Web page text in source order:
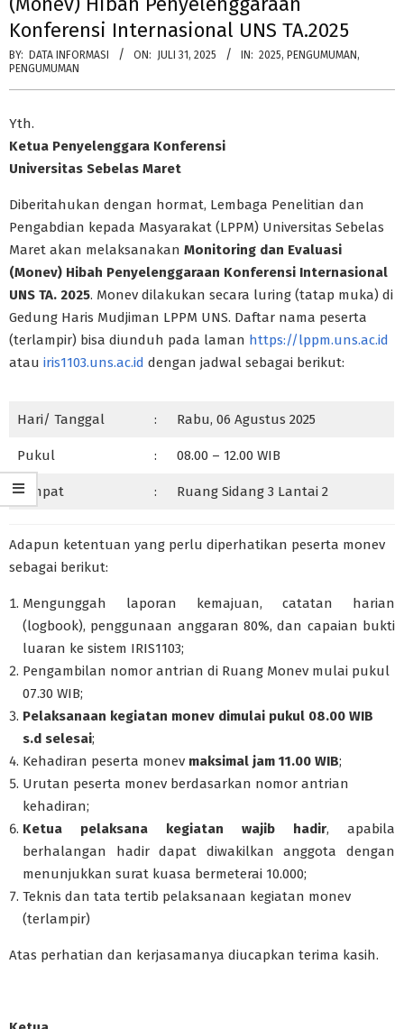
Konferensi Internasional UNS TA.2025
BY: DATA INFORMASI ON: JULI 31, 2025 IN: 2025, PENGUMUMAN ,
PENGUMUMAN
Yth.
Ketua Penyelenggara Konferensi
Universitas Sebelas Maret
Diberitahukan dengan hormat, Lembaga Penelitian dan
Pengabdian kepada Masyarakat (LPPM) Universitas Sebelas
Maret akan melaksanakan Monitoring dan Evaluasi
(Monev) Hibah Penyelenggaraan Konferensi Internasional
UNS TA. 2025. Monev dilakukan secara luring (tatap muka) di
Gedung Haris Mudjiman LPPM UNS. Daftar nama peserta
(terlampir) bisa diunduh pada laman https://lppm.uns.ac.id
atau iris1103.uns.ac.id dengan jadwal sebagai berikut:
Hari/ Tanggal : Rabu, 06 Agustus 2025
Pukul : 08.00 – 12.00 WIB
Tempat : Ruang Sidang 3 Lantai 2
Adapun ketentuan yang perlu diperhatikan peserta monev
sebagai berikut:
Mengunggah laporan kemajuan, catatan harian
(logbook), penggunaan anggaran 80%, dan capaian bukti
luaran ke sistem IRIS1103;
Pengambilan nomor antrian di Ruang Monev mulai pukul
07.30 WIB;
Pelaksanaan kegiatan monev dimulai pukul 08.00 WIB
s.d selesai;
Kehadiran peserta monev maksimal jam 11.00 WIB;
Urutan peserta monev berdasarkan nomor antrian
kehadiran;
Ketua pelaksana kegiatan wajib hadir, apabila
berhalangan hadir dapat diwakilkan anggota dengan
menunjukkan surat kuasa bermeterai 10.000;
Teknis dan tata tertib pelaksanaan kegiatan monev
(terlampir)
Atas perhatian dan kerjasamanya diucapkan terima kasih.